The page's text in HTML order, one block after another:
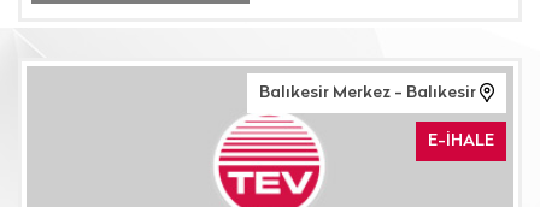
Balıkesir Merkez - Balıkesir
E-İHALE